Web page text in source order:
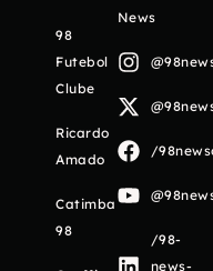
98
Futebol
Clube
Ricardo
Amado
Catimba
98
News
/
/98-
news-